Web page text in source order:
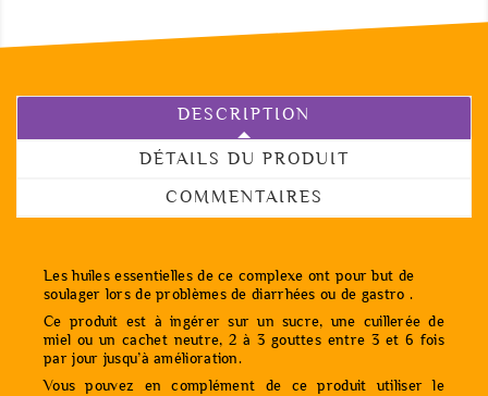
DESCRIPTION
DÉTAILS DU PRODUIT
COMMENTAIRES
Les huiles essentielles de ce complexe ont pour but de
soulager lors de problèmes de diarrhées ou de gastro .
Ce produit est à ingérer sur un sucre, une cuillerée de
miel ou un cachet neutre, 2 à 3 gouttes entre 3 et 6 fois
par jour jusqu’à amélioration.
Vous pouvez en complément de ce produit utiliser le